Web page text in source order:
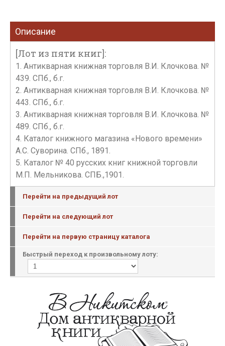
Описание
[Лот из пяти книг]:
1. Антикварная книжная торговля В.И. Клочкова. №
439. СПб., б.г.
2. Антикварная книжная торговля В.И. Клочкова. №
443. СПб., б.г.
3. Антикварная книжная торговля В.И. Клочкова. №
489. СПб., б.г.
4. Каталог книжного магазина «Нового времени»
А.С. Суворина. СПб., 1891.
5. Каталог № 40 русских книг книжной торговли
М.П. Мельникова. СПБ.,1901.
Перейти на предыдущий лот
Перейти на следующий лот
Перейти на первую страницу каталога
Быстрый переход к произвольному лоту: